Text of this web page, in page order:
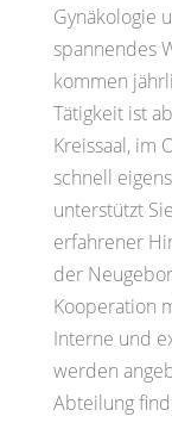
Gynäkologie
spannendes
kommen
Tätigkeit ist
Kreissaal, im
schnell
unterstützt
erfahrener
der
Kooperation
Interne und
werden
Abteilung